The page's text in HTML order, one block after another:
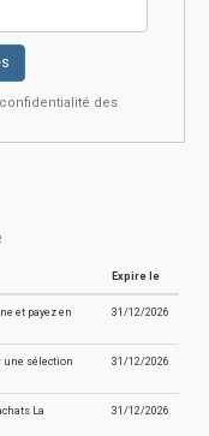
des
Expire le
et payez en
31/12/2026
une sélection
31/12/2026
La
31/12/2026